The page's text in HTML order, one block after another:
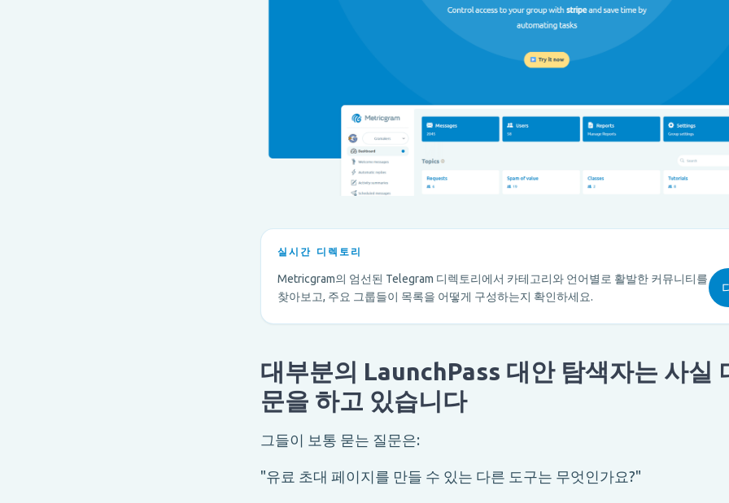
실시간 디렉토리
Metricgram의 엄선된 Telegram 디렉토리에서 카테고리와 언어별로 활발한 커뮤니티를
찾아보고, 주요 그룹들이 목록을 어떻게 구성하는지 확인하세요.
대부분의 LaunchPass 대안 탐색자는 사실
문을 하고 있습니다
그들이 보통 묻는 질문은:
"유료 초대 페이지를 만들 수 있는 다른 도구는 무엇인가요?"